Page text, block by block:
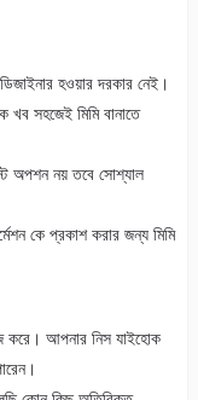
হওয়ার দরকার নেই।
খব সহজেই মিমি বানাতে
অপশন নয় তবে সোশ্যাল
কে প্রকাশ করার জন্য মিমি
করে। আপনার নিস যাইহোক